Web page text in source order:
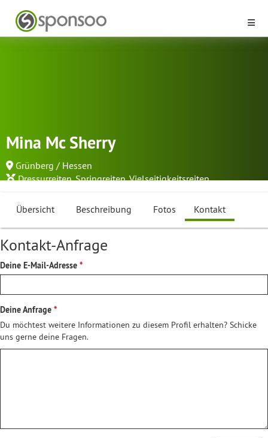
Mina Mc Sherry
Grünberg / Hessen
Dressurreiten,Springreiten,Vielseitigkeitsreiten...
Übersicht Beschreibung Fotos Kontakt
Kontakt-Anfrage
Deine E-Mail-Adresse
Deine Anfrage
Du möchtest weitere Informationen zu diesem Profil erhalten? Schicke
uns gerne deine Fragen.